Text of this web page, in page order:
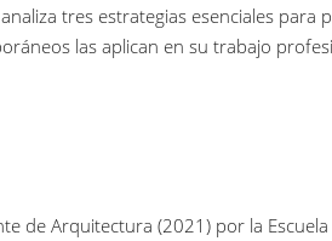
tres estrategias esenciales para
las aplican en su trabajo
de Arquitectura (2021) por la